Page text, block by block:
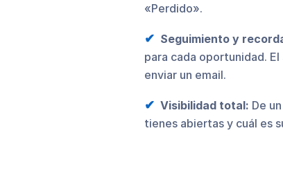
«Perdido».
Seguimiento y
para cada oportunidad.
enviar un email.
Visibilidad total: De
tienes abiertas y cuál es